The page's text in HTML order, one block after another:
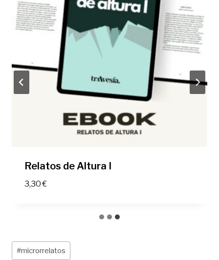
Relatos de Altura I
3,30€
Etiquetas
#microrrelatos